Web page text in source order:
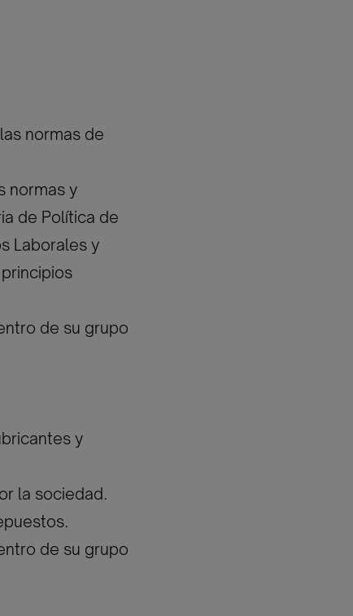
normas de
normas y
de Política de
Laborales y
de su grupo
y
la sociedad.
de su grupo